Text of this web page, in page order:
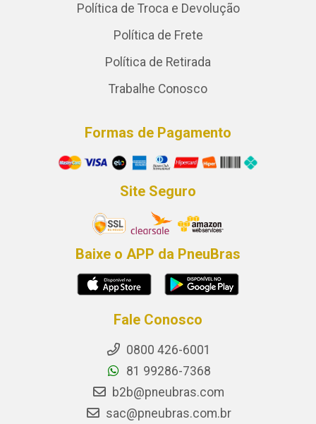
Política de Troca e Devolução
Política de Frete
Política de Retirada
Trabalhe Conosco
Formas de Pagamento
Site Seguro
Baixe o APP da PneuBras
Fale Conosco
0800 426-6001
81 99286-7368
b2b@pneubras.com
sac@pneubras.com.br